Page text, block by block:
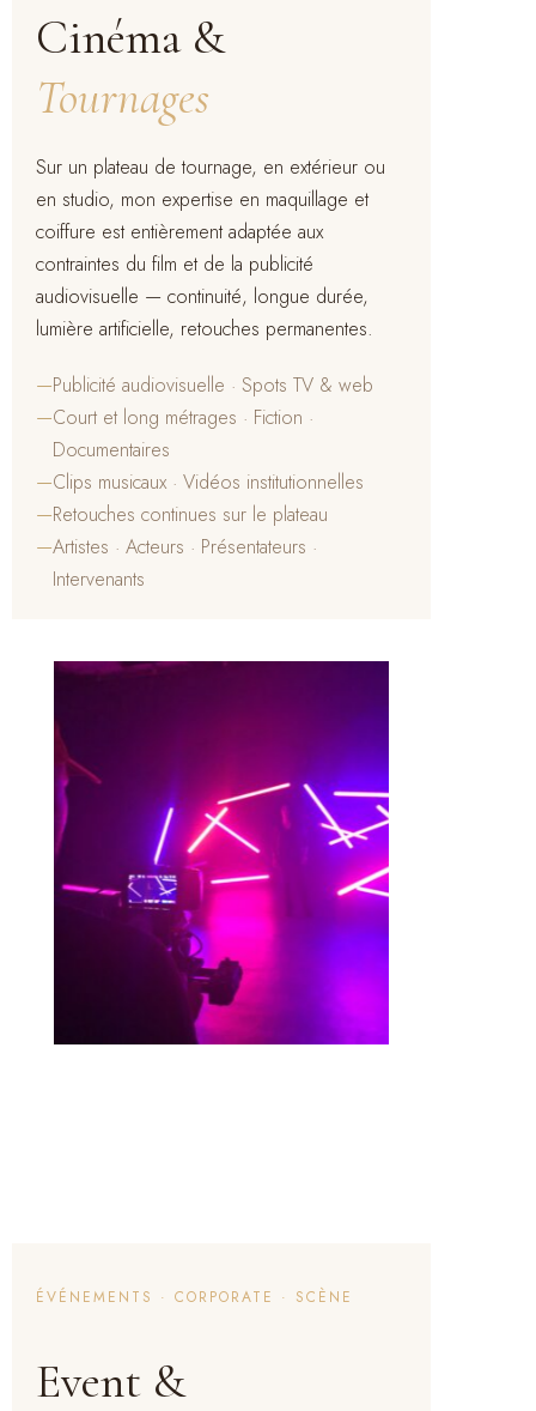
Cinéma &
Tournages
Sur un plateau de tournage, en extérieur ou
en studio, mon expertise en maquillage et
coiffure est entièrement adaptée aux
contraintes du film et de la publicité
audiovisuelle — continuité, longue durée,
lumière artificielle, retouches permanentes.
—Publicité audiovisuelle · Spots TV & web
—Court et long métrages · Fiction ·
Documentaires
—Clips musicaux · Vidéos institutionnelles
—Retouches continues sur le plateau
—Artistes · Acteurs · Présentateurs ·
Intervenants
ÉVÉNEMENTS · CORPORATE · SCÈNE
Event &